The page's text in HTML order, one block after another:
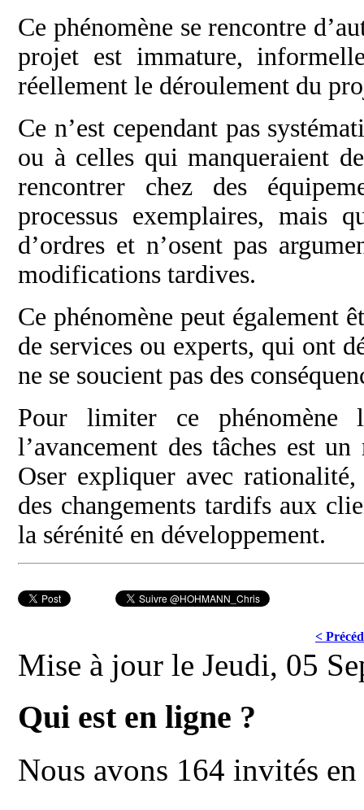
Ce phénomène se rencontre
projet est immature,
réellement le déroulement du
Ce n’est cependant pas
ou à celles qui manqueraient
rencontrer chez des
processus exemplaires, mais
d’ordres et n’osent pas
modifications tardives.
Ce phénomène peut également
de services ou experts, qui ont
ne se soucient pas des
Pour limiter ce phénomène
l’avancement des tâches est
Oser expliquer avec
des changements tardifs aux
la sérénité en développement.
<
Mise à jour le Jeudi, 05
Qui est en ligne ?
Nous avons 164 invités